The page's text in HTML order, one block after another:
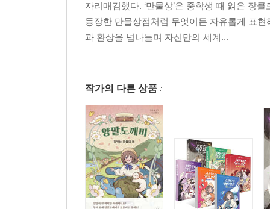
자리매김했다. ‘만물상’은 중학생 때 읽은 장
등장한 만물상점처럼 무엇이든 자유롭게 표
과 환상을 넘나들며 자신만의 세계...
작가의 다른 상품